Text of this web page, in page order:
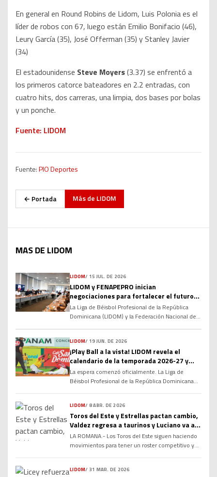
En general en Round Robins de Lidom, Luis Polonia es el
líder de robos con 67, luego están Emilio Bonifacio (46),
Leury García (35), José Offerman (35) y Stanley Javier
(34)
El estadounidense Steve Moyers(3.37) se enfrentó a
los primeros catorce bateadores en 2.2 entradas, con
cuatro hits, dos carreras, una limpia, dos bases por bolas
y un ponche.
Fuente: LIDOM
Fuente:PIO Deportes
← Portada Más de LIDOM
MAS DE LIDOM
LIDOM/ 15 JUL. DE 2026
LIDOM y FENAPEPRO inician
negociaciones para fortalecer el futuro
del béisbol invernal dominicano
La Liga de Béisbol Profesional de la República
Dominicana (LIDOM) y la Federación Nacional de
Colectivo, marcando el inicio de un proceso de
diálogo que busca consolidar las relaciones
laborales y fortalecer la estructura del béisbol
profesional dominicano de cara a las […]
LIDOM/ 19 JUN. DE 2026
¡Play Ball a la vista! LIDOM revela el
calendario de la temporada 2026-27 y
enciende la cuenta regresiva
La espera comenzó oficialmente. La Liga de
Béisbol Profesional de la República Dominicana
el inicio de la cuenta regresiva para una nueva
temporada cargada de rivalidades, emociones y
grandes expectativas. La serie regular arrancará el
próximo 16 de octubre y concluirá el 22 […]
LIDOM/ 8 ABR. DE 2026
Toros del Este y Estrellas pactan cambio,
Valdez regresa a taurinos y Luciano va a
Estrellas
LA ROMANA.- Los Toros del Este siguen haciendo
movimientos para tener un roster competitivo y
en cambio desde las Estrellas Orientales, por el
LIDOM/ 31 MAR. DE 2026